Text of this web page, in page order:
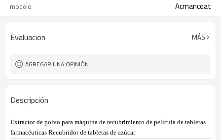
modelo Acmancoat
Evaluacion MÁS
AGREGAR UNA OPINIÓN
Descripción
Extractor de polvo para máquina de recubrimiento de película de tabletas
farmacéuticas Recubridor de tabletas de azúcar